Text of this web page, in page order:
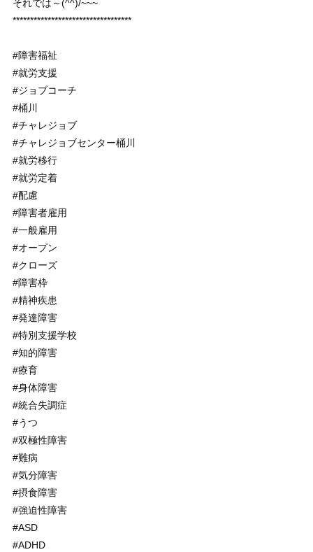
それでは～(^^)/~~~
**********************************
#障害福祉
#就労支援
#ジョブコーチ
#桶川
#チャレジョブ
#チャレジョブセンター桶川
#就労移行
#就労定着
#配慮
#障害者雇用
#一般雇用
#オープン
#クローズ
#障害枠
#精神疾患
#発達障害
#特別支援学校
#知的障害
#療育
#身体障害
#統合失調症
#うつ
#双極性障害
#難病
#気分障害
#摂食障害
#強迫性障害
#ASD
#ADHD